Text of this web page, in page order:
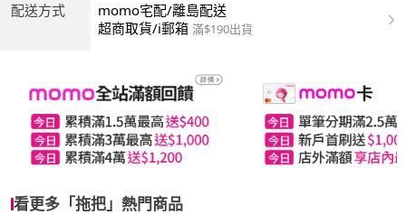
配送方式
momo宅配/離島配送
超商取貨/i郵箱 滿$190出貨
看更多「拖把」熱門商品